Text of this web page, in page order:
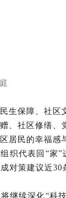
生保障、社区
、社区修缮
居民的幸福
织代表回“家
对策建议近30
继续深化“科